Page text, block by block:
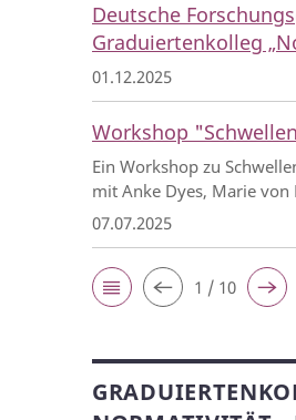
Deutsche
Graduiertenkolleg
01.12.2025
Workshop
Ein Workshop zu
mit Anke Dyes, Marie
07.07.2025
1 / 10